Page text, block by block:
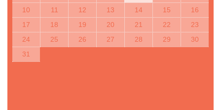
10
11 12 13 14 15
16
17
18 19 20 21 22
23
24
25 26 27 28 29
30
31